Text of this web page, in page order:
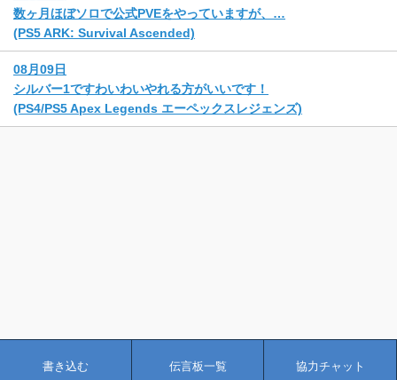
数ヶ月ほぼソロで公式PVEをやっていますが、…
(PS5 ARK: Survival Ascended)
08月09日
シルバー1ですわいわいやれる方がいいです！
(PS4/PS5 Apex Legends エーペックスレジェンズ)
書き込む 伝言板一覧 協力チャット